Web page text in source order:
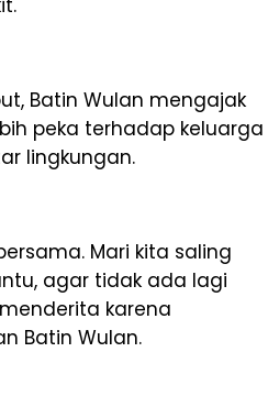
Batin Wulan mengajak
peka terhadap keluarga
lingkungan.
Mari kita saling
agar tidak ada lagi
karena
Batin Wulan.